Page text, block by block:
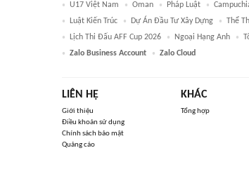
U17 Việt Nam
Oman Pháp Luật
Luật Kiến Trúc
Dự Án Đầu Tư Xây Dựng Thể
Lịch Thi Đấu AFF Cup 2026
Ngoại Hạng Anh
Zalo Business Account
Zalo Cloud
LIÊN HỆ
Giới thiệu
Điều khoản sử dụng
Chính sách bảo mật
Quảng cáo
KHÁC
Tổng hợp